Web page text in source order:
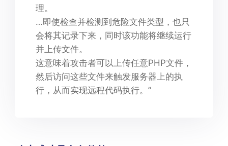
理。
…即使检查并检测到危险文件类型，也只
会将其记录下来，同时该功能将继续运行
并上传文件。
这意味着攻击者可以上传任意PHP文件，
然后访问这些文件来触发服务器上的执
行，从而实现远程代码执行。”